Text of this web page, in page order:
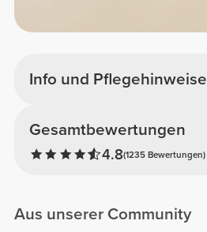
Info und Pflegehinweise
Gesamtbewertungen
4.8(1235 Bewertungen)
Aus unserer Community